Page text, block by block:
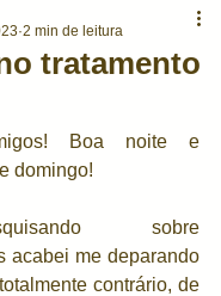
tratamento
2 min de leitura
Boa noite e
domingo!
sobre
acabei me deparando
totalmente contrário, de